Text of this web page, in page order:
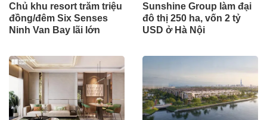
Chủ khu resort trăm triệu
đồng/đêm Six Senses
Ninh Van Bay lãi lớn
Sunshine Group làm đại
đô thị 250 ha, vốn 2 tỷ
USD ở Hà Nội